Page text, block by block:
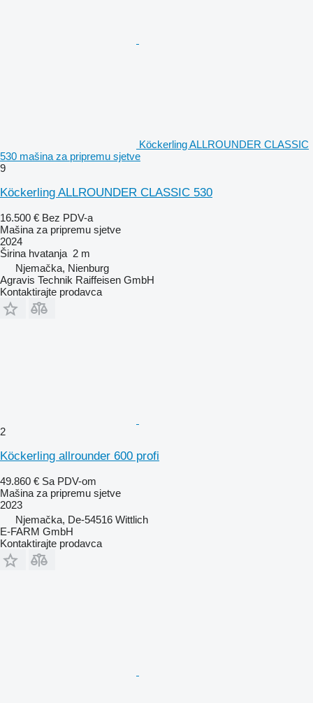
Köckerling ALLROUNDER CLASSIC
530 mašina za pripremu sjetve
9
Köckerling ALLROUNDER CLASSIC 530
16.500 € Bez PDV-a
Mašina za pripremu sjetve
2024
Širina hvatanja 2 m
Njemačka, Nienburg
Agravis Technik Raiffeisen GmbH
Kontaktirajte prodavca
2
Köckerling allrounder 600 profi
49.860 € Sa PDV-om
Mašina za pripremu sjetve
2023
Njemačka, De-54516 Wittlich
E-FARM GmbH
Kontaktirajte prodavca